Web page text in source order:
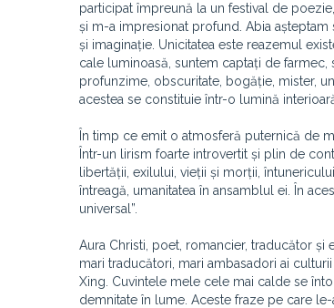
participat împreună la un festival de
și m-a impresionat profund. Abia așteptam
și imaginație. Unicitatea este reazemul
cale luminoasă, suntem captați de
profunzime, obscuritate, bogăție, mister,
acestea se constituie într-o lumină
În timp ce emit o atmosferă puternică de
Într-un lirism foarte introvertit și plin de
libertății, exilului, vieții și morții,
întreagă, umanitatea în ansamblul ei. În
universal”.
Aura Christi, poet, romancier, traducător și
mari traducători, mari ambasadori ai
Xing. Cuvintele mele cele mai calde se
demnitate în lume. Aceste fraze pe care